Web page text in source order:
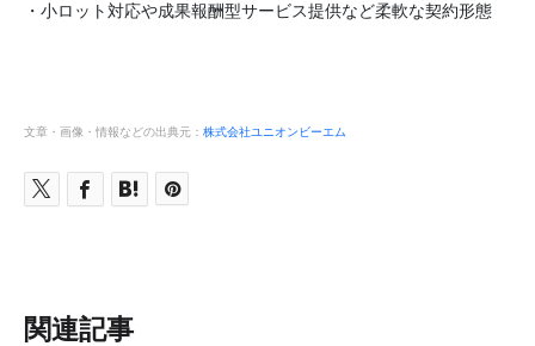
・小ロット対応や成果報酬型サービス提供など柔軟な契約形態
文章・画像・情報などの出典元： 株式会社ユニオンビーエム
関連記事